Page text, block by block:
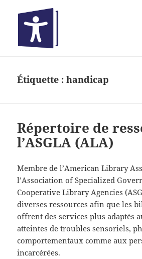
Étiquette :handicap
Répertoire de
l’ASGLA (ALA)
Membre de l’American Library
l’Association of Specialized
Cooperative Library Agencies
diverses ressources afin que les
offrent des services plus adaptés
atteintes de troubles sensoriels,
comportementaux comme aux
incarcérées.